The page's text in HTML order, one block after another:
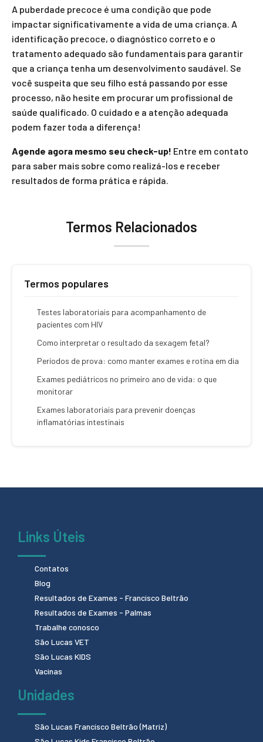
A puberdade precoce é uma condição que pode
impactar significativamente a vida de uma criança. A
identificação precoce, o diagnóstico correto e o
tratamento adequado são fundamentais para garantir
que a criança tenha um desenvolvimento saudável. Se
você suspeita que seu filho está passando por esse
processo, não hesite em procurar um profissional de
saúde qualificado. O cuidado e a atenção adequada
podem fazer toda a diferença!
Agende agora mesmo seu check-up! Entre em contato
para saber mais sobre como realizá-los e receber
resultados de forma prática e rápida.
Termos Relacionados
Termos populares
Testes laboratoriais para acompanhamento de
pacientes com HIV
Como interpretar o resultado da sexagem fetal?
Períodos de prova: como manter exames e rotina em dia
Exames pediátricos no primeiro ano de vida: o que
monitorar
Exames laboratoriais para prevenir doenças
inflamatórias intestinais
Links Úteis
Contatos
Blog
Resultados de Exames - Francisco Beltrão
Resultados de Exames - Palmas
Trabalhe conosco
São Lucas VET
São Lucas KIDS
Vacinas
Unidades
São Lucas Francisco Beltrão (Matriz)